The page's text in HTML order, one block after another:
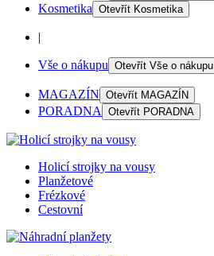
Kosmetika Otevřít Kosmetika
|
Vše o nákupu Otevřít Vše o nákupu
MAGAZÍN Otevřít MAGAZÍN
PORADNA Otevřít PORADNA
Holicí strojky na vousy
Planžetové
Frézkové
Cestovní